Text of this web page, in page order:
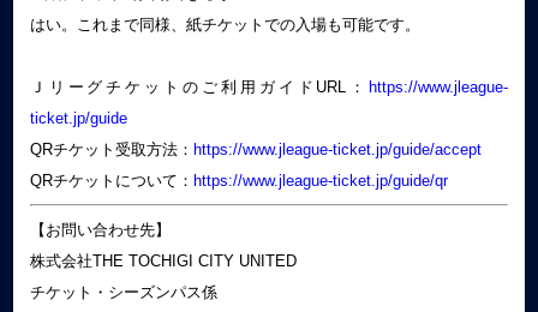
はい。これまで同様、紙チケットでの入場も可能です。
Ｊリーグチケットのご利用ガイドURL：https://www.jleague-
ticket.jp/guide
QRチケット受取方法： https://www.jleague-ticket.jp/guide/accept
QRチケットについて： https://www.jleague-ticket.jp/guide/qr
【お問い合わせ先】
株式会社THE TOCHIGI CITY UNITED
チケット・シーズンパス係